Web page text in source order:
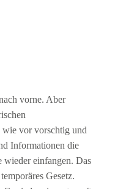
vorne. Aber
wie vor vorschtig und
Informationen die
wieder einfangen. Das
Gesetz.